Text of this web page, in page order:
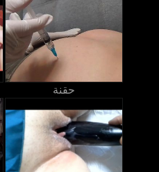
حقنة